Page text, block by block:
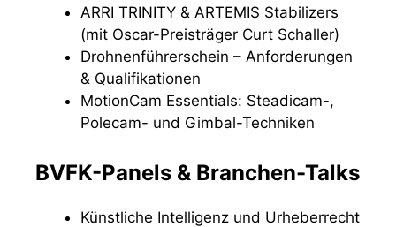
ARRI TRINITY & ARTEMIS Stabilizers
(mit Oscar-Preisträger Curt Schaller)
Drohnenführerschein – Anforderungen
& Qualifikationen
MotionCam Essentials: Steadicam-,
Polecam- und Gimbal-Techniken
BVFK-Panels & Branchen-Talks
Künstliche Intelligenz und Urheberrecht